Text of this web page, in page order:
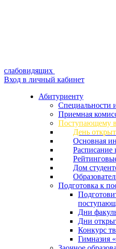
слабовидящих
Вход в личный кабинет
Абитуриенту
Специальности
Приемная
Поступающему
День
Основная
Расписание
Дом
Подготовка к
Дни
Дни
Конкурс
Гимназия